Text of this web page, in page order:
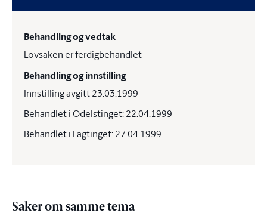
Behandling og vedtak
Lovsaken er ferdigbehandlet
Behandling og innstilling
Innstilling avgitt 23.03.1999
Behandlet i Odelstinget: 22.04.1999
Behandlet i Lagtinget: 27.04.1999
Saker om samme tema